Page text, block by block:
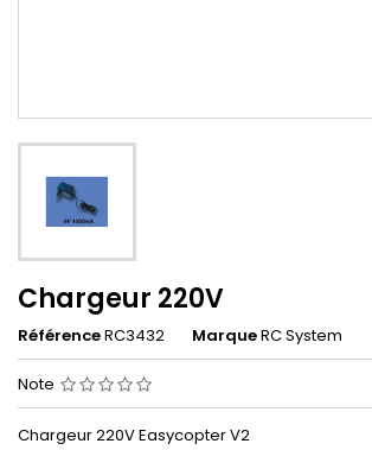
Chargeur 220V
RéférenceRC3432 MarqueRC System
Note
Chargeur 220V Easycopter V2